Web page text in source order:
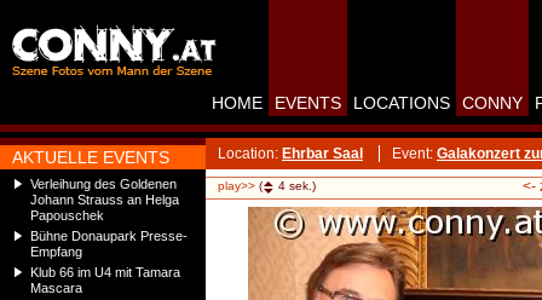
AKTUELLE EVENTS
Verleihung des Goldenen
Johann Strauss an Helga
Papouschek
Bühne Donaupark Presse-
Empfang
Klub 66 im U4 mit Tamara
Mascara
HOME EVENTS LOCATIONS CONNY
Location: Ehrbar Saal Event: Galakonzert
play>> ( 4 sek.) <-